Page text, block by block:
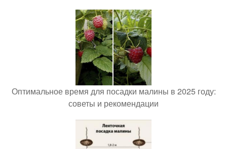
Оптимальное время для посадки малины в 2025 году:
советы и рекомендации